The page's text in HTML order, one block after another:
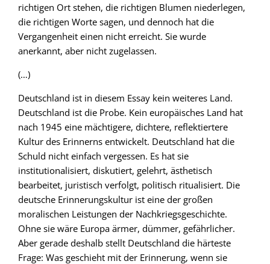
richtigen Ort stehen, die richtigen Blumen niederlegen,
die richtigen Worte sagen, und dennoch hat die
Vergangenheit einen nicht erreicht. Sie wurde
anerkannt, aber nicht zugelassen.
(…)
Deutschland ist in diesem Essay kein weiteres Land.
Deutschland ist die Probe. Kein europäisches Land hat
nach 1945 eine mächtigere, dichtere, reflektiertere
Kultur des Erinnerns entwickelt. Deutschland hat die
Schuld nicht einfach vergessen. Es hat sie
institutionalisiert, diskutiert, gelehrt, ästhetisch
bearbeitet, juristisch verfolgt, politisch ritualisiert. Die
deutsche Erinnerungskultur ist eine der großen
moralischen Leistungen der Nachkriegsgeschichte.
Ohne sie wäre Europa ärmer, dümmer, gefährlicher.
Aber gerade deshalb stellt Deutschland die härteste
Frage: Was geschieht mit der Erinnerung, wenn sie